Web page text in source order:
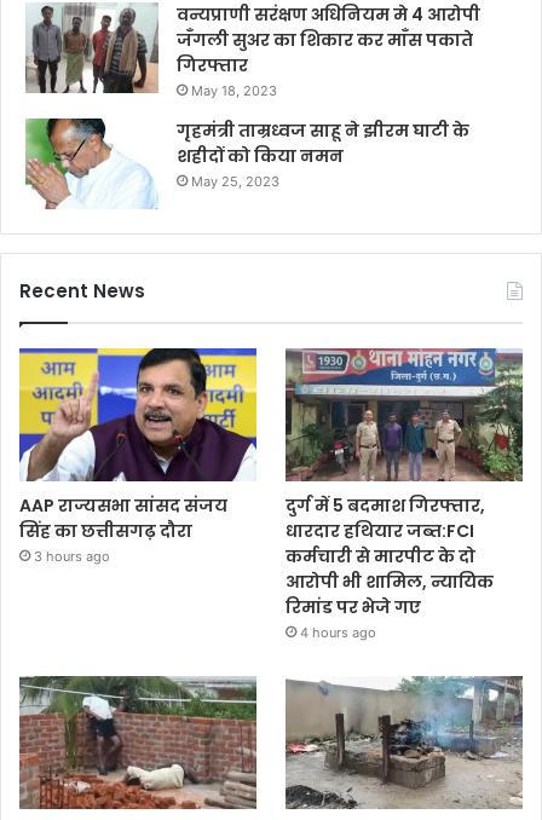
वन्यप्राणी सरंक्षण अधिनियम मे 4 आरोपी
जँगली सुअर का शिकार कर माँस पकाते
गिरफ्तार
May 18, 2023
गृहमंत्री ताम्रध्वज साहू ने झीरम घाटी के
शहीदों को किया नमन
May 25, 2023
Recent News
AAP राज्यसभा सांसद संजय
सिंह का छत्तीसगढ़ दौरा
3 hours ago
दुर्ग में 5 बदमाश गिरफ्तार,
धारदार हथियार जब्त:FCI
कर्मचारी से मारपीट के दो
आरोपी भी शामिल, न्यायिक
रिमांड पर भेजे गए
4 hours ago